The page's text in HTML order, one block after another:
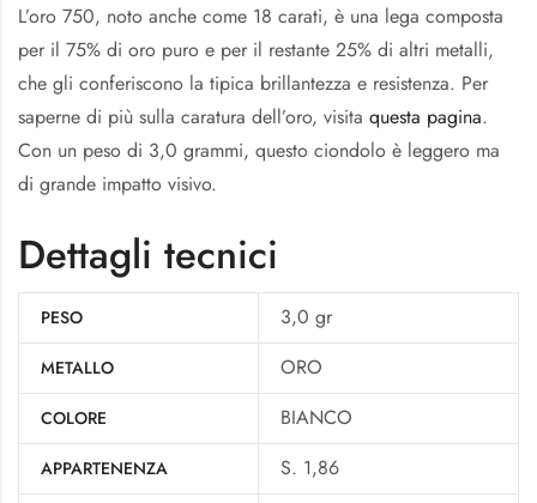
L’oro 750, noto anche come 18 carati, è una lega composta
per il 75% di oro puro e per il restante 25% di altri metalli,
che gli conferiscono la tipica brillantezza e resistenza. Per
saperne di più sulla caratura dell’oro, visita questa pagina.
Con un peso di 3,0 grammi, questo ciondolo è leggero ma
di grande impatto visivo.
Dettagli tecnici
PESO 3,0 gr
METALLO ORO
COLORE BIANCO
APPARTENENZA S. 1,86